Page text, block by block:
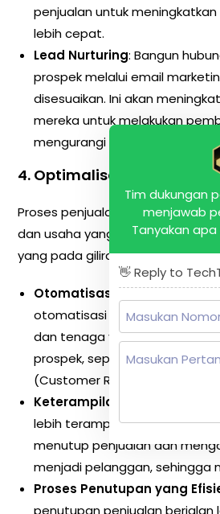
penjualan untuk
lebih cepat.
Lead Nurturing: Bangun
prospek melalui email
disesuaikan. Ini akan
mereka untuk melakukan
mengurangi biaya akuisisi per
4. Optimalisasi Proses
Proses penjualan yang lebih
dan usaha yang diperlukan untuk
yang pada gilirannya
Otomatisasi Penjualan:
otomatisasi penjualan untuk
dan tenaga yang dibutuhkan
prospek, seperti email
(Customer Relationship
Keterampilan Tim Penjualan
lebih terampil dan terlatih
menutup penjualan dan
menjadi pelanggan, sehingga
Proses Penutupan yang
penutupan penjualan berjalan
Tim dukungan
menjawab
Tanyakan
👋 Reply to